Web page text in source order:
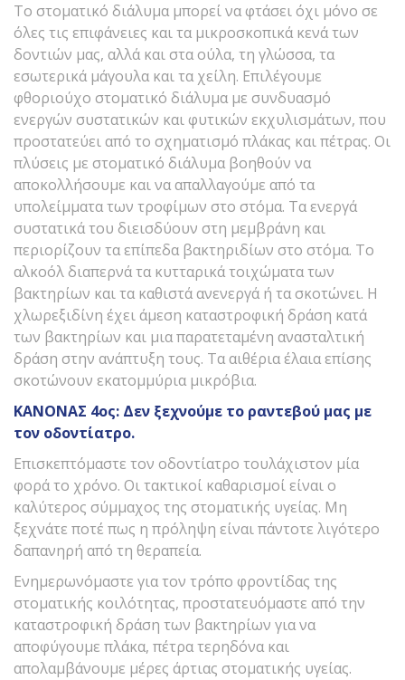
Το στοματικό διάλυμα μπορεί να φτάσει όχι μόνο σε
όλες τις επιφάνειες και τα μικροσκοπικά κενά των
δοντιών μας, αλλά και στα ούλα, τη γλώσσα, τα
εσωτερικά μάγουλα και τα χείλη. Επιλέγουμε
φθοριούχο στοματικό διάλυμα με συνδυασμό
ενεργών συστατικών και φυτικών εκχυλισμάτων, που
προστατεύει από το σχηματισμό πλάκας και πέτρας. Οι
πλύσεις με στοματικό διάλυμα βοηθούν να
αποκολλήσουμε και να απαλλαγούμε από τα
υπολείμματα των τροφίμων στο στόμα. Τα ενεργά
συστατικά του διεισδύουν στη μεμβράνη και
περιορίζουν τα επίπεδα βακτηριδίων στο στόμα. Το
αλκοόλ διαπερνά τα κυτταρικά τοιχώματα των
βακτηρίων και τα καθιστά ανενεργά ή τα σκοτώνει. Η
χλωρεξιδίνη έχει άμεση καταστροφική δράση κατά
των βακτηρίων και μια παρατεταμένη ανασταλτική
δράση στην ανάπτυξη τους. Τα αιθέρια έλαια επίσης
σκοτώνουν εκατομμύρια μικρόβια.
ΚΑΝΟΝΑΣ 4ος: Δεν ξεχνούμε το ραντεβού μας με
τον οδοντίατρο.
Επισκεπτόμαστε τον οδοντίατρο τουλάχιστον μία
φορά το χρόνο. Οι τακτικοί καθαρισμοί είναι ο
καλύτερος σύμμαχος της στοματικής υγείας. Μη
ξεχνάτε ποτέ πως η πρόληψη είναι πάντοτε λιγότερο
δαπανηρή από τη θεραπεία.
Ενημερωνόμαστε για τον τρόπο φροντίδας της
στοματικής κοιλότητας, προστατευόμαστε από την
καταστροφική δράση των βακτηρίων για να
αποφύγουμε πλάκα, πέτρα τερηδόνα και
απολαμβάνουμε μέρες άρτιας στοματικής υγείας.